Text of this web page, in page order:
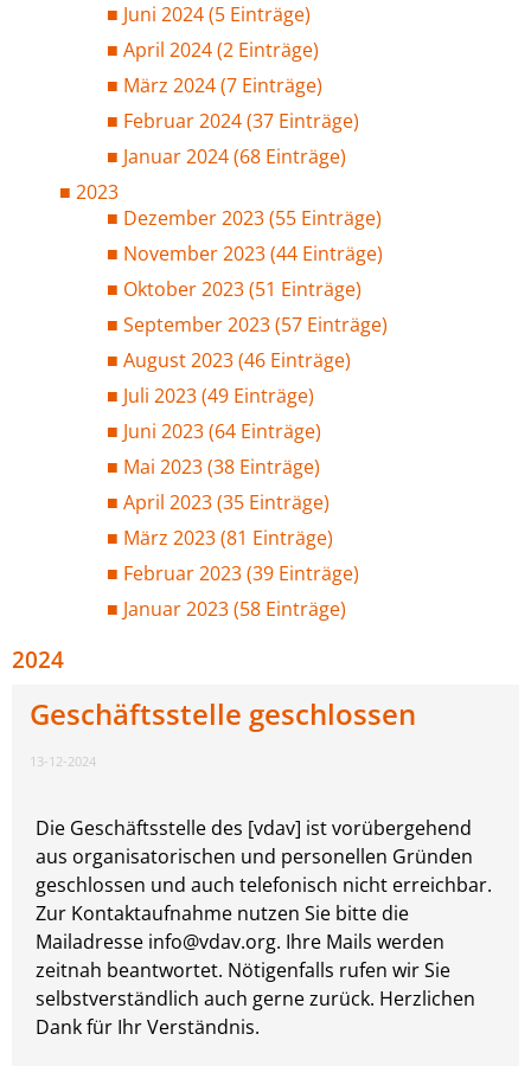
Juni 2024 (5 Einträge)
April 2024 (2 Einträge)
März 2024 (7 Einträge)
Februar 2024 (37 Einträge)
Januar 2024 (68 Einträge)
2023
Dezember 2023 (55 Einträge)
November 2023 (44 Einträge)
Oktober 2023 (51 Einträge)
September 2023 (57 Einträge)
August 2023 (46 Einträge)
Juli 2023 (49 Einträge)
Juni 2023 (64 Einträge)
Mai 2023 (38 Einträge)
April 2023 (35 Einträge)
März 2023 (81 Einträge)
Februar 2023 (39 Einträge)
Januar 2023 (58 Einträge)
2024
Geschäftsstelle geschlossen
13-12-2024
Die Geschäftsstelle des [vdav] ist vorübergehend
aus organisatorischen und personellen Gründen
geschlossen und auch telefonisch nicht erreichbar.
Zur Kontaktaufnahme nutzen Sie bitte die
Mailadresse info@vdav.org. Ihre Mails werden
zeitnah beantwortet. Nötigenfalls rufen wir Sie
selbstverständlich auch gerne zurück. Herzlichen
Dank für Ihr Verständnis.